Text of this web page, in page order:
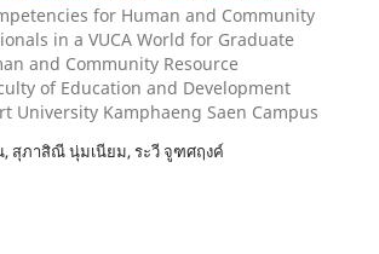
for Human and Community
in a VUCA World for Graduate
and Community Resource
of Education and Development
University Kamphaeng Saen Campus
สุภาสิณี นุ่มเนียม, ระวี จูฑศฤงค์